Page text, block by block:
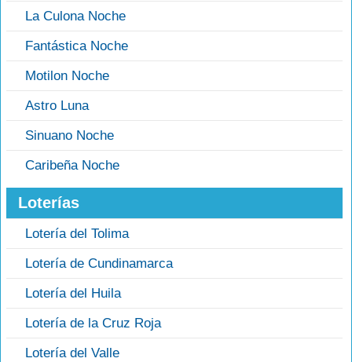
La Culona Noche
Fantástica Noche
Motilon Noche
Astro Luna
Sinuano Noche
Caribeña Noche
Loterías
Lotería del Tolima
Lotería de Cundinamarca
Lotería del Huila
Lotería de la Cruz Roja
Lotería del Valle